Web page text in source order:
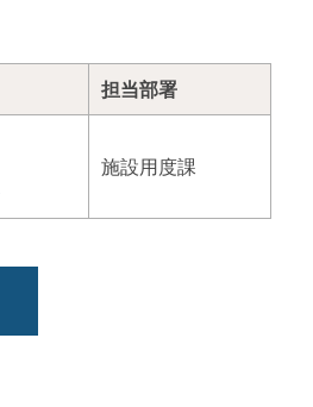
担当部署
施設用度課